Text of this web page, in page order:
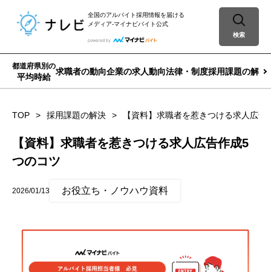
全国のアルバイト採用情報を届ける
メディア-マイナビバイト公式
検索
都道府県別の
平均時給
求職者の動向企業の求人動向法律・制度採用課題の解決
TOP 採用課題の解決 【資料】求職者を惹きつける求人広告
【資料】求職者を惹きつける求人広告作成5
つのコツ
2026/01/13 お役立ち・ノウハウ資料